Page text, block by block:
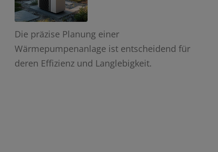
Die präzise Planung einer
Wärmepumpenanlage ist entscheidend für
deren Effizienz und Langlebigkeit.